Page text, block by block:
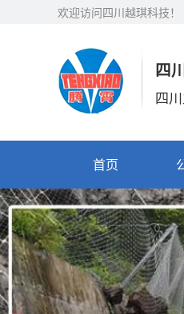
欢迎访问四川越琪科技！
四
四
首页